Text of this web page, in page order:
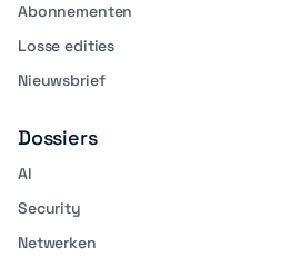
Abonnementen
Losse edities
Nieuwsbrief
Dossiers
AI
Security
Netwerken